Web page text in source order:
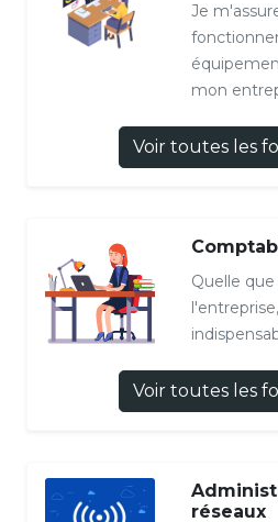
Je
mon
Voir toutes les
Quelle
Voir toutes les
réseaux